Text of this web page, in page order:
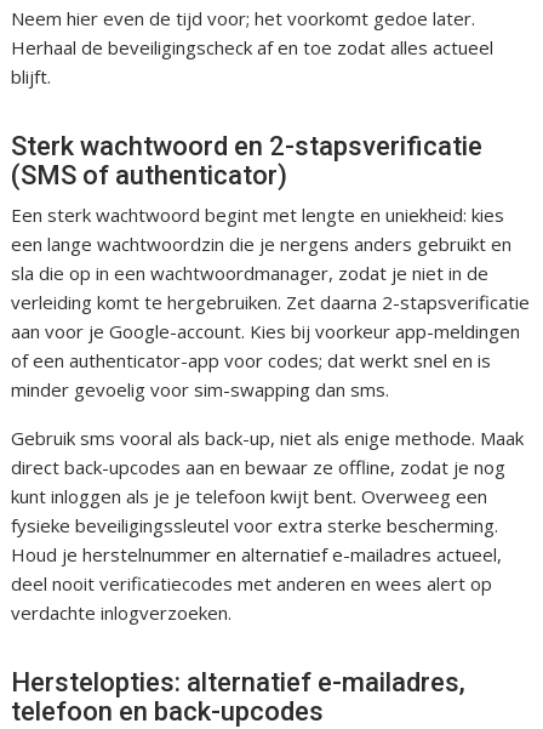
Neem hier even de tijd voor; het voorkomt gedoe later.
Herhaal de beveiligingscheck af en toe zodat alles actueel
blijft.
Sterk wachtwoord en 2-stapsverificatie
(SMS of authenticator)
Een sterk wachtwoord begint met lengte en uniekheid: kies
een lange wachtwoordzin die je nergens anders gebruikt en
sla die op in een wachtwoordmanager, zodat je niet in de
verleiding komt te hergebruiken. Zet daarna 2-stapsverificatie
aan voor je Google-account. Kies bij voorkeur app-meldingen
of een authenticator-app voor codes; dat werkt snel en is
minder gevoelig voor sim-swapping dan sms.
Gebruik sms vooral als back-up, niet als enige methode. Maak
direct back-upcodes aan en bewaar ze offline, zodat je nog
kunt inloggen als je je telefoon kwijt bent. Overweeg een
fysieke beveiligingssleutel voor extra sterke bescherming.
Houd je herstelnummer en alternatief e-mailadres actueel,
deel nooit verificatiecodes met anderen en wees alert op
verdachte inlogverzoeken.
Herstelopties: alternatief e-mailadres,
telefoon en back-upcodes